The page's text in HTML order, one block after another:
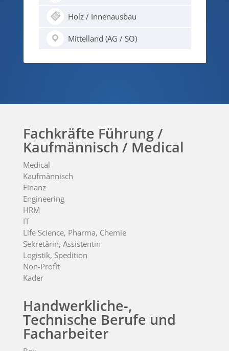
Holz / Innenausbau
Mittelland (AG / SO)
Fachkräfte Führung /
Kaufmännisch / Medical
Medical
Kaufmännisch
Finanz
Engineering
HRM
IT
Life Science, Pharma, Chemie
Sekretärin, Assistentin
Logistik, Spedition
Non-Profit
Kader
Handwerkliche-,
Technische Berufe und
Facharbeiter